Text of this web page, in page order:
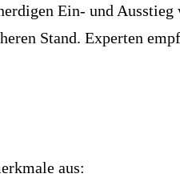
Ein- und
Stand. Experten
aus: